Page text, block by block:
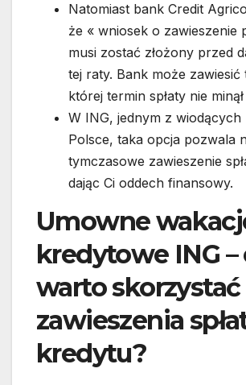
Natomiast bank Credit
że « wniosek o zawieszenie
musi zostać złożony przed
tej raty. Bank może
której termin spłaty nie minął
W ING, jednym z
Polsce, taka opcja pozwala
tymczasowe zawieszenie
dając Ci oddech finansowy.
Umowne
kredytowe ING –
warto skorzystać
zawieszenia
kredytu?